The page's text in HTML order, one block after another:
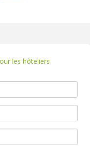
les hôteliers